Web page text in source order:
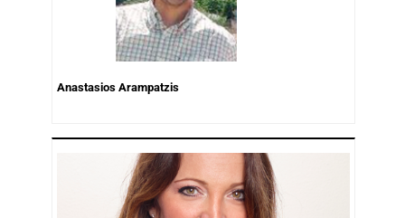
Anastasios Arampatzis